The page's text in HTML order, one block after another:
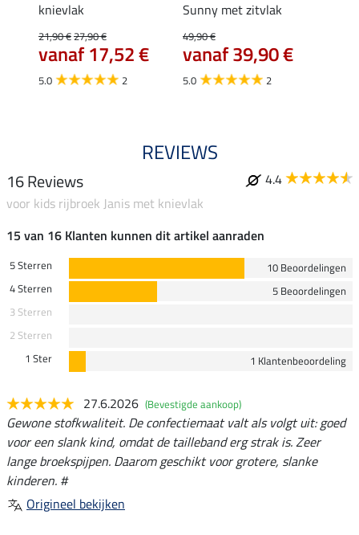
knievlak
21,90 €27,90 €
vanaf 17,52 €
5.0 2
Sunny met zitvlak
49,90 €
vanaf 39,90 €
5.0 2
REVIEWS
16 Reviews
4.4
voor kids rijbroek Janis met knievlak
15 van 16 Klanten kunnen dit artikel aanraden
5 Sterren
10 Beoordelingen
4 Sterren
5 Beoordelingen
3 Sterren
2 Sterren
1 Ster
1 Klantenbeoordeling
27.6.2026 (Bevestigde aankoop)
Gewone stofkwaliteit. De confectiemaat valt als volgt uit: goed
voor een slank kind, omdat de tailleband erg strak is. Zeer
lange broekspijpen. Daarom geschikt voor grotere, slanke
kinderen. #
Origineel bekijken